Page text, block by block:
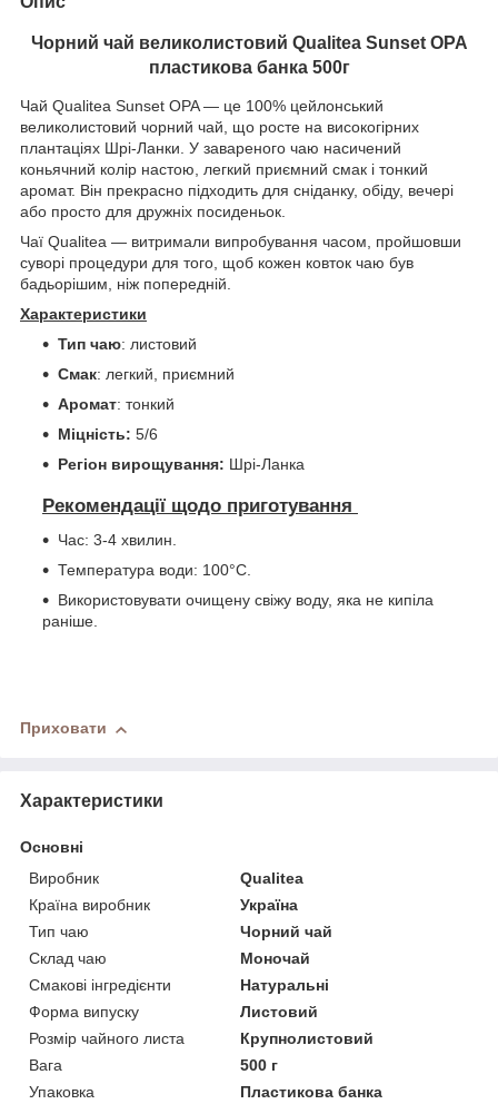
Чорний чай великолистовий Qualitea Sunset OPA
пластикова банка 500г
Чай Qualitea Sunset OPA — це 100% цейлонський
великолистовий чорний чай, що росте на високогірних
плантаціях Шрі-Ланки. У завареного чаю насичений
коньячний колір настою, легкий приємний смак і тонкий
аромат. Він прекрасно підходить для сніданку, обіду, вечері
або просто для дружніх посиденьок.
Чаї Qualitea — витримали випробування часом, пройшовши
суворі процедури для того, щоб кожен ковток чаю був
бадьорішим, ніж попередній.
Характеристики
Тип чаю: листовий
Смак: легкий, приємний
Аромат: тонкий
Міцність: 5/6
Регіон вирощування: Шрі-Ланка
Рекомендації щодо приготування
Час: 3-4 хвилин.
Температура води: 100°С.
Використовувати очищену свіжу воду, яка не кипіла
раніше.
Приховати
Характеристики
Основні
Виробник
Qualitea
Країна виробник
Україна
Тип чаю
Чорний чай
Склад чаю
Моночай
Смакові інгредієнти
Натуральні
Форма випуску
Листовий
Розмір чайного листа
Крупнолистовий
Вага
500 г
Упаковка
Пластикова банка